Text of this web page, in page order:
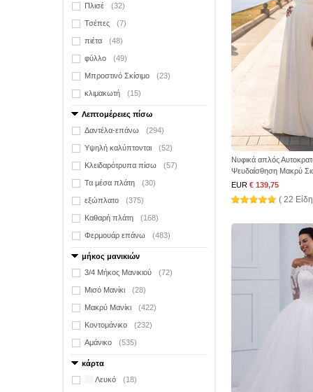
Πλισέ (32)
Τσέπες (7)
πιέτα (48)
φύλλο (49)
Μπροστινό Σκίσιμο (23)
κλιμακωτή (15)
Λεπτομέρειες πίσω
Δαντέλα-επάνω
(294)
Υψηλή καλύπτονται (52)
Κλειδαρότρυπα πίσω (57)
Τα μέσα πλάτη (30)
εξώπλατο (375)
Καθαρή πλάτη (168)
Φερμουάρ επάνω (483)
μήκος μανικιών
3/4 Μήκος Μανικιού
(72)
Μισό Μανίκι (28)
Μακρύ Μανίκι (422)
Κοντομάνικο (232)
Αμάνικο (535)
κάρτα
Λευκό
(18)
Νυφικά απλός
Ψευδαίσθηση Μακρύ
EUR € 139,75
( 22